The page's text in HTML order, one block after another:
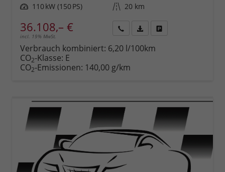
Leistung 110 kW (150 PS) Kilometerstand 20 km
36.108,– €
incl. 19% MwSt.
anfordern
Datei,
Verbrauch kombiniert: 6,20 l/100km
CO2-Klasse: E
CO2-Emissionen: 140,00 g/km